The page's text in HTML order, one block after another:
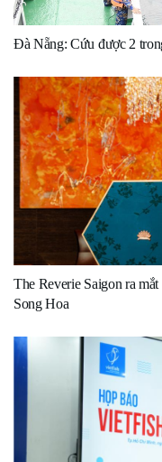
Đà Nẵng: Cứu được 2
The Reverie Saigon ra
Song Hoa